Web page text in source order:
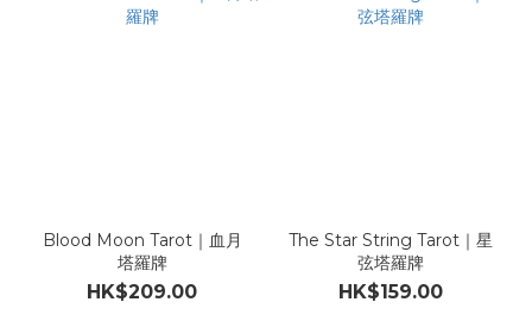
Blood Moon Tarot｜血月
塔羅牌
HK$209.00
The Star String Tarot｜星
弦塔羅牌
HK$159.00